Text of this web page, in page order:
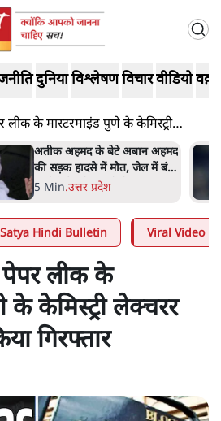
दुनियाविश्लेषणविचारवीडियो
लीक के मास्टरमाइंड पुणे के केमिस्ट्री
किया गिरफ्तार
शेख हसीना की प्रेस कॉन्फ्रेंस में
शामिल हुए क्रिकेटर शाकिब अल
हसन के घर पर पेट्रोल बम से हमला
5 Min.दुनिया
Satya Hindi Bulletin Viral Video
लीक के
के केमिस्ट्री लेक्चरर
गिरफ्तार